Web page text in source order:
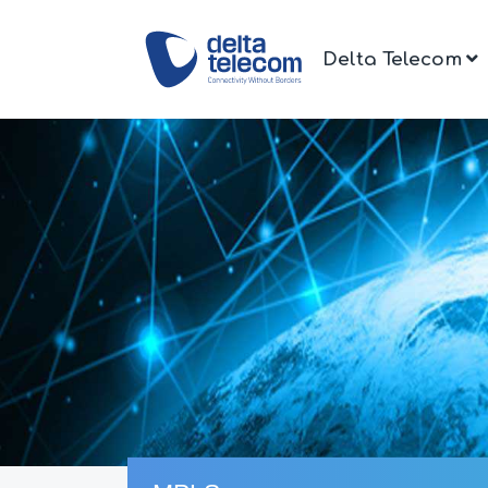
Delta Telecom